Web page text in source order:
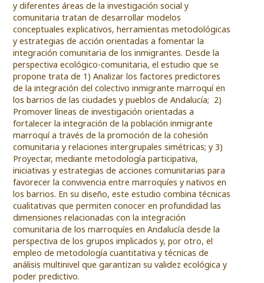
y diferentes áreas de la investigación social y
comunitaria tratan de desarrollar modelos
conceptuales explicativos, herramientas metodológicas
y estrategias de acción orientadas a fomentar la
integración comunitaria de los inmigrantes. Desde la
perspectiva ecológico-comunitaria, el estudio que se
propone trata de 1) Analizar los factores predictores
de la integración del colectivo inmigrante marroquí en
los barrios de las ciudades y pueblos de Andalucía; 2)
Promover líneas de investigación orientadas a
fortalecer la integración de la población inmigrante
marroquí a través de la promoción de la cohesión
comunitaria y relaciones intergrupales simétricas; y 3)
Proyectar, mediante metodología participativa,
iniciativas y estrategias de acciones comunitarias para
favorecer la convivencia entre marroquíes y nativos en
los barrios. En su diseño, este estudio combina técnicas
cualitativas que permiten conocer en profundidad las
dimensiones relacionadas con la integración
comunitaria de los marroquíes en Andalucía desde la
perspectiva de los grupos implicados y, por otro, el
empleo de metodología cuantitativa y técnicas de
análisis multinivel que garantizan su validez ecológica y
poder predictivo.